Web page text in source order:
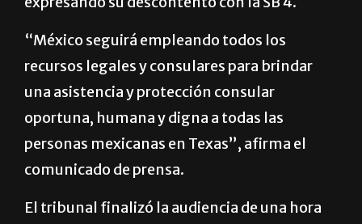
de marzo en nombre del gobierno de México,
expresando su descontento con la SB 4.
“México seguirá empleando todos los
recursos legales y consulares para brindar
una asistencia y protección consular
oportuna, humana y digna a todas las
personas mexicanas en Texas”, afirma el
comunicado de prensa.